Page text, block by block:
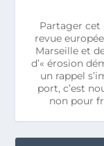
Partager cet
revue
Marseille et
d’« érosion
un rappel
port, c’est
non pour